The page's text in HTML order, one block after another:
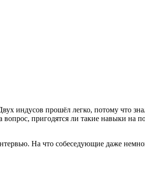
индусов прошёл легко, потому что
пригодятся ли такие навыки на
На что собеседующие даже